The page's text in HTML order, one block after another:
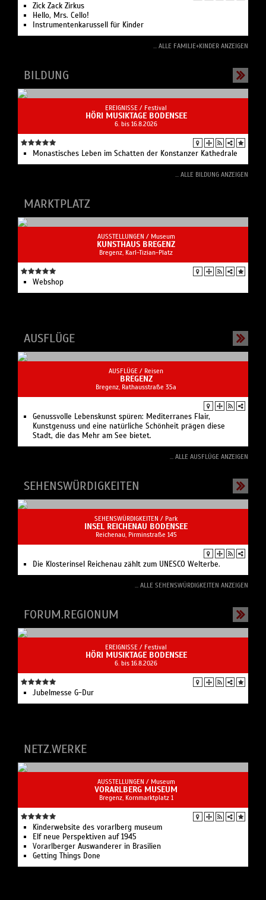
Zick Zack Zirkus
Hello, Mrs. Cello!
Instrumentenkarussell für Kinder
... ALLE FAMILIE+KINDER ANZEIGEN
BILDUNG
EREIGNISSE / Festival
HÖRI MUSIKTAGE BODENSEE
6. bis 16.8.2026
Monastisches Leben im Schatten der Konstanzer Kathedrale‍
... ALLE BILDUNG ANZEIGEN
MARKTPLATZ
AUSSTELLUNGEN / Museum
KUNSTHAUS BREGENZ
Bregenz, Karl-Tizian-Platz
Webshop
AUSFLÜGE
AUSFLÜGE / Reisen
BREGENZ
Bregenz, Rathausstraße 35a
Genussvolle Lebenskunst spüren: Mediterranes Flair,
Kunstgenuss und eine natürliche Schönheit prägen diese
Stadt, die das Mehr am See bietet.
... ALLE AUSFLÜGE ANZEIGEN
SEHENSWÜRDIGKEITEN
SEHENSWÜRDIGKEITEN / Park
INSEL REICHENAU BODENSEE
Reichenau, Pirminstraße 145
Die Klosterinsel Reichenau zählt zum UNESCO Welterbe.
... ALLE SEHENSWÜRDIGKEITEN ANZEIGEN
FORUM.REGIONUM
EREIGNISSE / Festival
HÖRI MUSIKTAGE BODENSEE
6. bis 16.8.2026
Jubelmesse G-Dur
NETZ.WERKE
AUSSTELLUNGEN / Museum
VORARLBERG MUSEUM
Bregenz, Kornmarktplatz 1
Kinderwebsite des vorarlberg museum
Elf neue Perspektiven auf 1945
Vorarlberger Auswanderer in Brasilien
Getting Things Done